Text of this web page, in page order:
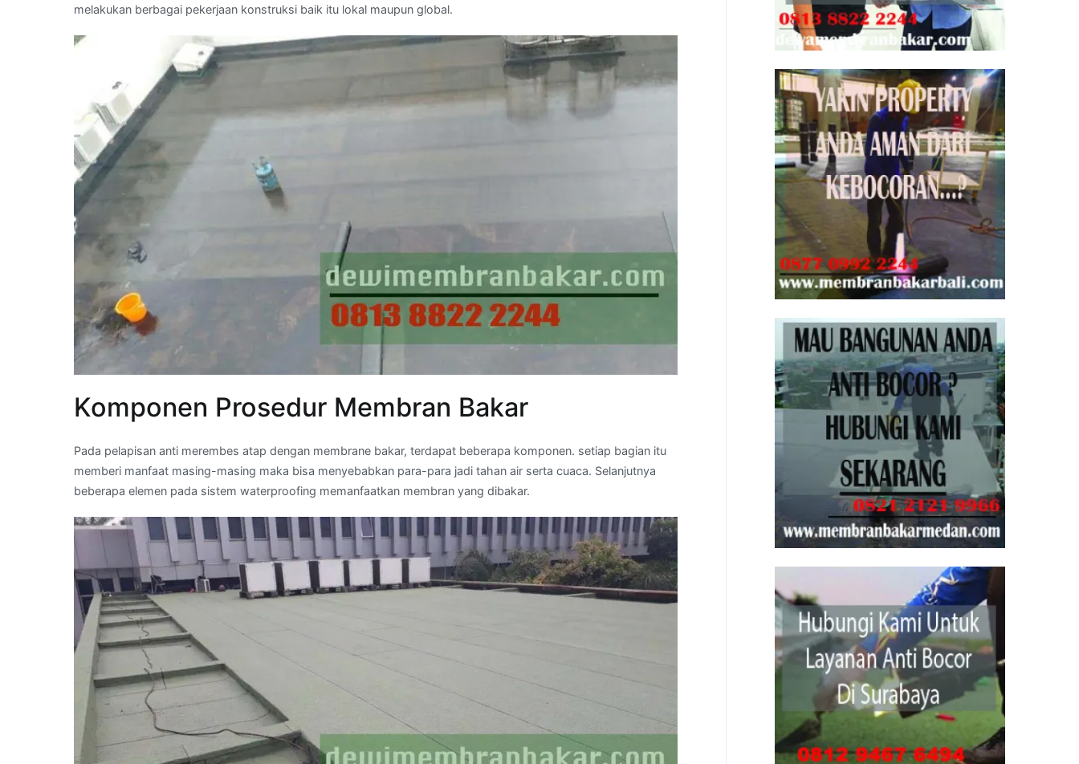
melakukan berbagai pekerjaan konstruksi baik itu lokal maupun global.
Komponen Prosedur Membran Bakar
Pada pelapisan anti merembes atap dengan membrane bakar, terdapat beberapa komponen. setiap bagian itu
memberi manfaat masing-masing maka bisa menyebabkan para-para jadi tahan air serta cuaca. Selanjutnya
beberapa elemen pada sistem waterproofing memanfaatkan membran yang dibakar.